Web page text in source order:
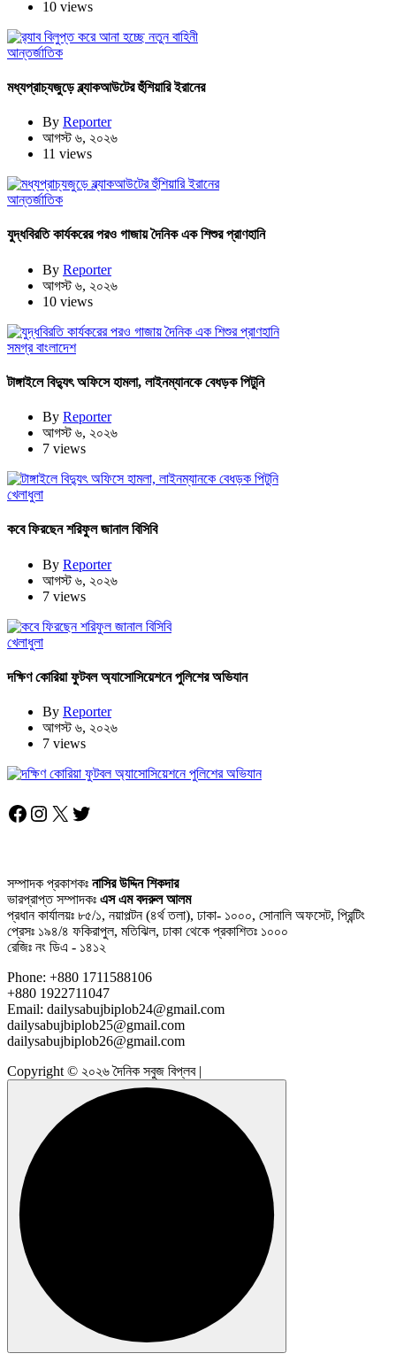
10 views
আন্তর্জাতিক
মধ্যপ্রাচ্যজুড়ে ব্ল্যাকআউটের হুঁশিয়ারি ইরানের
By Reporter
আগস্ট ৬, ২০২৬
11 views
আন্তর্জাতিক
যুদ্ধবিরতি কার্যকরের পরও গাজায় দৈনিক এক শিশুর প্রাণহানি
By Reporter
আগস্ট ৬, ২০২৬
10 views
সমগ্র বাংলাদেশ
টাঙ্গাইলে বিদ্যুৎ অফিসে হামলা, লাইনম্যানকে বেধড়ক পিটুনি
By Reporter
আগস্ট ৬, ২০২৬
7 views
খেলাধুলা
কবে ফিরছেন শরিফুল জানাল বিসিবি
By Reporter
আগস্ট ৬, ২০২৬
7 views
খেলাধুলা
দক্ষিণ কোরিয়া ফুটবল অ্যাসোসিয়েশনে পুলিশের অভিযান
By Reporter
আগস্ট ৬, ২০২৬
7 views
Facebook
Instagram
X Twitter
সম্পাদক প্রকাশকঃ নাসির উদ্দিন শিকদার
ভারপ্রাপ্ত সম্পাদকঃ এস এম বদরুল আলম
প্রধান কার্যালয়ঃ ৮৫/১, নয়াপল্টন (৪র্থ তলা), ঢাকা- ১০০০, সোনালি অফসেট, প্রিন্টিং
প্রেসঃ ১৯৪/৪ ফকিরাপুল, মতিঝিল, ঢাকা থেকে প্রকাশিতঃ ১০০০
রেজিঃ নং ডিএ - ১৪১২
Phone: +880 1711588106
+880 1922711047
Email: dailysabujbiplob24@gmail.com
dailysabujbiplob25@gmail.com
dailysabujbiplob26@gmail.com
Copyright © ২০২৬ দৈনিক সবুজ বিপ্লব |